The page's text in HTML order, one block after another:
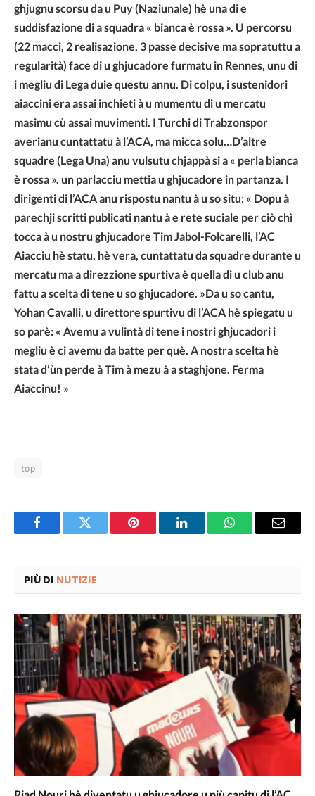
ghjugnu scorsu da u Puy (Naziunale) hè una di e
suddisfazione di a squadra « bianca è rossa ». U percorsu
(22 macci, 2 realisazione, 3 passe decisive ma sopratuttu a
regularità) face di u ghjucadore furmatu in Rennes, unu di
i megliu di Lega duie questu annu. Di colpu, i sustenidori
aiaccini era assai inchieti à u mumentu di u mercatu
masimu cù assai muvimenti. I Turchi di Trabzonspor
averianu cuntattatu à l’ACA, ma micca solu…D’altre
squadre (Lega Una) anu vulsutu chjappà si a « perla bianca
è rossa ». un parlacciu mettia u ghjucadore in partanza. I
dirigenti di l’ACA anu rispostu nantu à u so situ: « Dopu à
parechji scritti publicati nantu à e rete suciale per ciò chì
tocca à u nostru ghjucadore Tim Jabol-Folcarelli, l’AC
Aiacciu hè statu, hè vera, cuntattatu da squadre durante u
mercatu ma a direzzione spurtiva è quella di u club anu
fattu a scelta di tene u so ghjucadore. »Da u so cantu,
Yohan Cavalli, u direttore spurtivu di l’ACA hè spiegatu u
so parè: « Avemu a vulintà di tene i nostri ghjucadori i
megliu è ci avemu da batte per què. A nostra scelta hè
stata d’ùn perde à Tim à mezu à a staghjone. Ferma
Aiaccinu! »
top
FacebookTwitter Pinterest LinkedInWhatsAppEmail
PIÙ DI NUTIZIE